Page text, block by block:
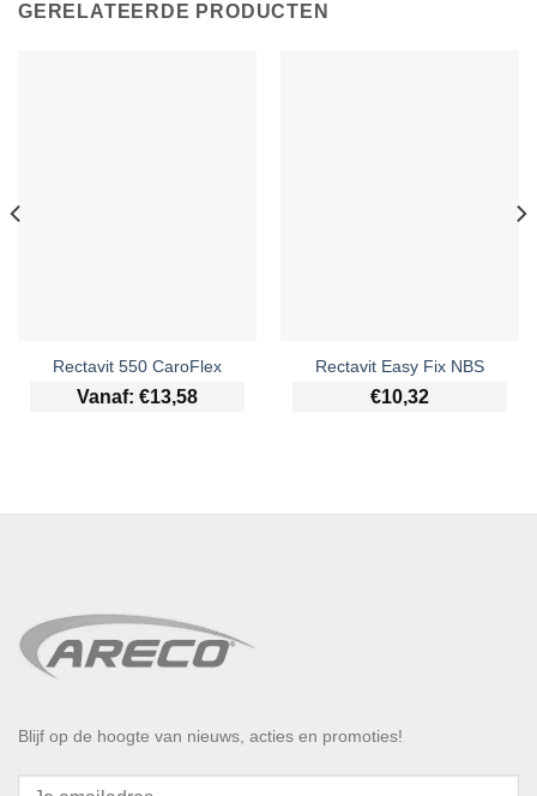
GERELATEERDE PRODUCTEN
Rectavit 550 CaroFlex
Vanaf: €13,58
Rectavit Easy Fix NBS
€10,32
Blijf op de hoogte van nieuws, acties en promoties!